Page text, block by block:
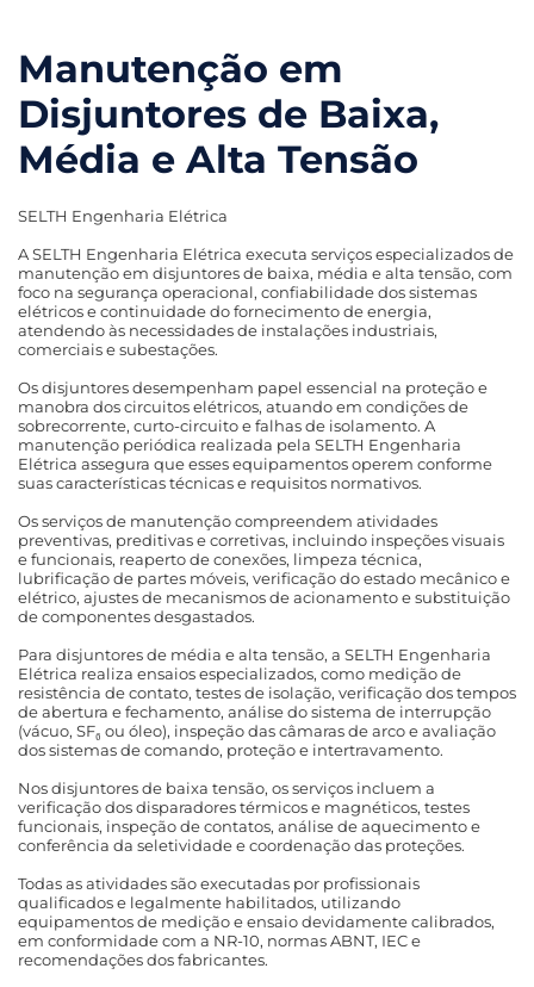
Manutenção em
Disjuntores de Baixa,
Média e Alta Tensão
SELTH Engenharia Elétrica
A SELTH Engenharia Elétrica executa serviços especializados de
manutenção em disjuntores de baixa, média e alta tensão, com
foco na segurança operacional, confiabilidade dos sistemas
elétricos e continuidade do fornecimento de energia,
atendendo às necessidades de instalações industriais,
comerciais e subestações.
Os disjuntores desempenham papel essencial na proteção e
manobra dos circuitos elétricos, atuando em condições de
sobrecorrente, curto-circuito e falhas de isolamento. A
manutenção periódica realizada pela SELTH Engenharia
Elétrica assegura que esses equipamentos operem conforme
suas características técnicas e requisitos normativos.
Os serviços de manutenção compreendem atividades
preventivas, preditivas e corretivas, incluindo inspeções visuais
e funcionais, reaperto de conexões, limpeza técnica,
lubrificação de partes móveis, verificação do estado mecânico e
elétrico, ajustes de mecanismos de acionamento e substituição
de componentes desgastados.
Para disjuntores de média e alta tensão, a SELTH Engenharia
Elétrica realiza ensaios especializados, como medição de
resistência de contato, testes de isolação, verificação dos tempos
de abertura e fechamento, análise do sistema de interrupção
(vácuo, SF₆ ou óleo), inspeção das câmaras de arco e avaliação
dos sistemas de comando, proteção e intertravamento.
Nos disjuntores de baixa tensão, os serviços incluem a
verificação dos disparadores térmicos e magnéticos, testes
funcionais, inspeção de contatos, análise de aquecimento e
conferência da seletividade e coordenação das proteções.
Todas as atividades são executadas por profissionais
qualificados e legalmente habilitados, utilizando
equipamentos de medição e ensaio devidamente calibrados,
em conformidade com a NR-10, normas ABNT, IEC e
recomendações dos fabricantes.